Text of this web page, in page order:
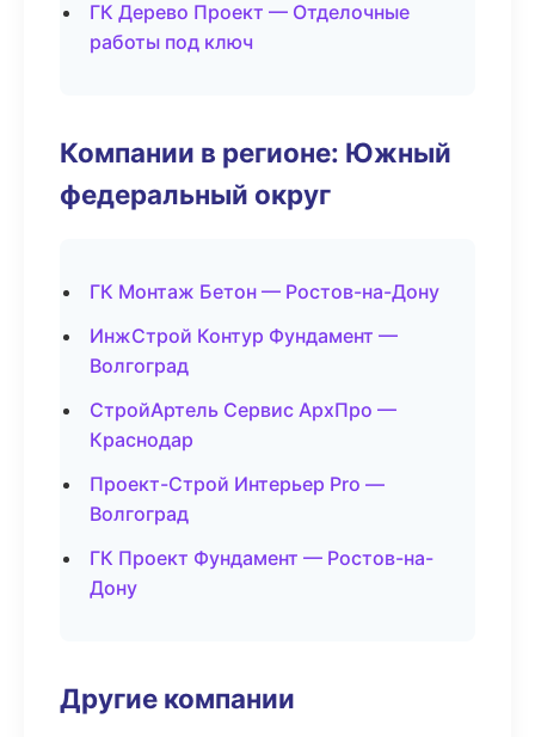
ГК Дерево Проект — Отделочные
работы под ключ
Компании в регионе: Южный
федеральный округ
ГК Монтаж Бетон — Ростов-на-Дону
ИнжСтрой Контур Фундамент —
Волгоград
СтройАртель Сервис АрхПро —
Краснодар
Проект-Строй Интерьер Pro —
Волгоград
ГК Проект Фундамент — Ростов-на-
Дону
Другие компании